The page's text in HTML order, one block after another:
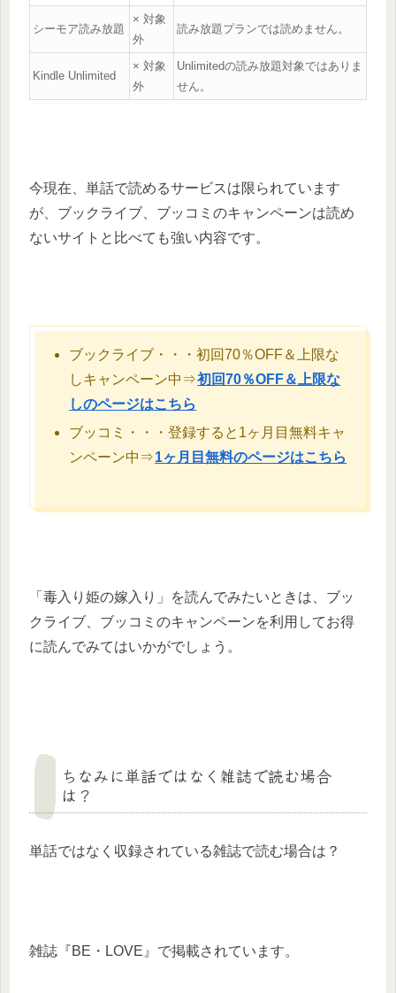
シーモア読み放題
× 対象
外
読み放題プランでは読めません。
Kindle Unlimited
× 対象
外
Unlimitedの読み放題対象ではありま
せん。
今現在、単話で読めるサービスは限られています
が、ブックライブ、ブッコミのキャンペーンは読め
ないサイトと比べても強い内容です。
ブックライブ・・・初回70％OFF＆上限な
しキャンペーン中⇒初回70％OFF＆上限な
しのページはこちら
ブッコミ・・・登録すると1ヶ月目無料キャ
ンペーン中⇒1ヶ月目無料のページはこちら
「毒入り姫の嫁入り」を読んでみたいときは、ブッ
クライブ、ブッコミのキャンペーンを利用してお得
に読んでみてはいかがでしょう。
ちなみに単話ではなく雑誌で読む場合
は？
単話ではなく収録されている雑誌で読む場合は？
雑誌『BE・LOVE』で掲載されています。